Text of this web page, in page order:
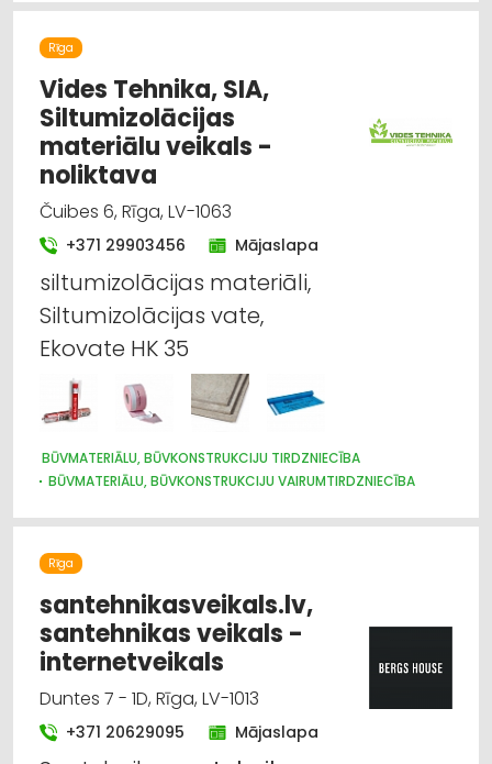
RESTAURĀCIJA
BŪVUZRAUDZĪBA, BŪVVALDES
LABIEKĀRTOŠANA, APZAĻUMOŠANA
TREPES, KĀPNES
ELEKTROMONTĀŽA, ELEKTROINSTALĀCIJA
BŪVMATERIĀLU, BŪVKONSTRUKCIJU TIRDZNIECĪBA
BŪVMATERIĀLU, BŪVKONSTRUKCIJU RAŽOŠANA
BŪVMATERIĀLU, BŪVKONSTRUKCIJU VAIRUMTIRDZNIECĪBA
Rīga
Vides Tehnika, SIA,
Siltumizolācijas
materiālu veikals -
noliktava
Čuibes 6, Rīga, LV-1063
+371 29903456 Mājaslapa
siltumizolācijas materiāli,
Siltumizolācijas vate,
Ekovate HK 35
BŪVMATERIĀLU, BŪVKONSTRUKCIJU TIRDZNIECĪBA
BŪVMATERIĀLU, BŪVKONSTRUKCIJU VAIRUMTIRDZNIECĪBA
APDARES MATERIĀLI: VAIRUMTIRDZNIECĪBA
SILTUMIZOLĀCIJAS DARBI
IEKRAUŠANAS UN IZKRAUŠANAS TEHNIKA
METĀLA TIRDZNIECĪBA
Rīga
santehnikasveikals.lv,
santehnikas veikals -
internetveikals
Duntes 7 - 1D, Rīga, LV-1013
+371 20629095 Mājaslapa